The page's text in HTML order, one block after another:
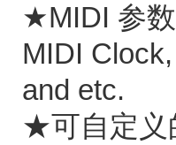
★MIDI 参
MIDI
and etc.
★可自定义